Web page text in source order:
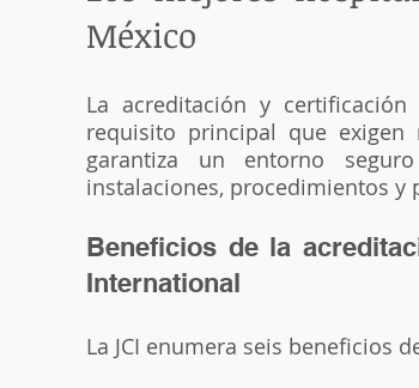
México
La acreditación y
requisito principal que
garantiza un entorno
instalaciones, procedimientos y
Beneficios de la
International
La JCI enumera seis beneficios